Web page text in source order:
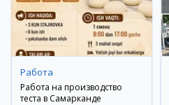
Работа
Работа на производство
теста в Самарканде